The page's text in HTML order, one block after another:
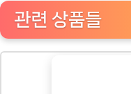
관련 상품들